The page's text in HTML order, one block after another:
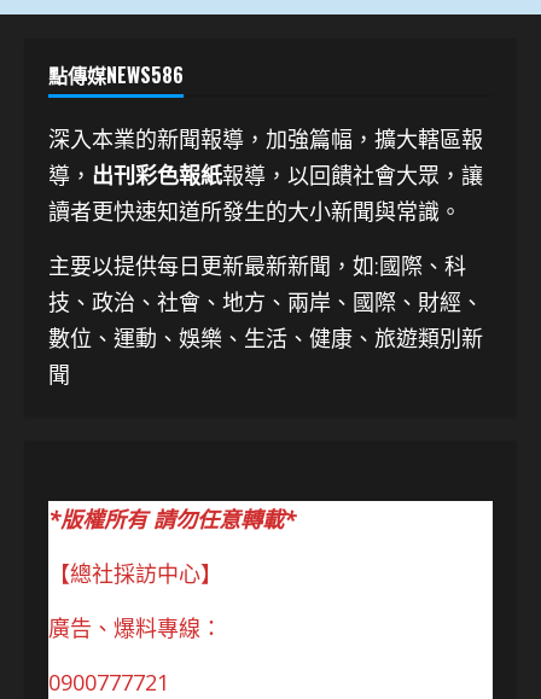
點傳媒NEWS586
深入本業的新聞報導，加強篇幅，擴大轄區報
導， 出刊彩色報紙報導，以回饋社會大眾，讓
讀者更快速知道所發生的大小新聞與常識。
主要以提供每日更新最新新聞 ，如:國際、科
技、 政治、社會、地方、兩岸、國際、財經、
數位、運動、娛樂、生活、健康、旅遊類別新
聞
*版權所有 請勿任意轉載*
【總社採訪中心】
廣告、爆料專線：
0900777721